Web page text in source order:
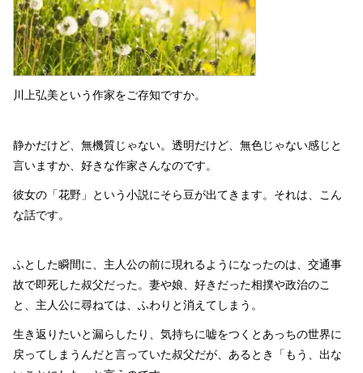
川上弘美という作家をご存知ですか。
静かだけど、無機質じゃない。透明だけど、無色じゃない感じと
言いますか、好きな作家さんなのです。
彼女の「花野」という小説にそら豆が出てきます。それは、こん
な話です。
ふとした瞬間に、主人公の前に現れるようになったのは、交通事
故で即死した叔父だった。妻や娘、好きだった相撲や政治のこ
と、主人公に尋ねては、ふわりと消えてしまう。
生き返りたいと漏らしたり、気持ちに嘘をつくとあっちの世界に
戻ってしまうんだと言っていた叔父だが、あるとき「もう、出な